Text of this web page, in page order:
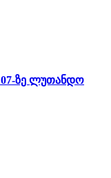
ზე ლუთანდო